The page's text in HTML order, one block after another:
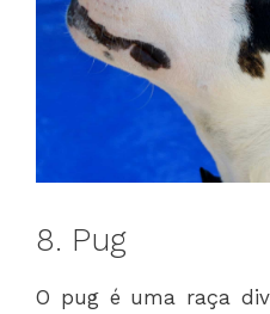
8. Pug
O pug é uma raça